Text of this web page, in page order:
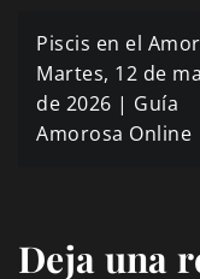
de
entradas
Piscis en el
Martes, 12 de
de 2026 | Guía
Amorosa Online
Deja una